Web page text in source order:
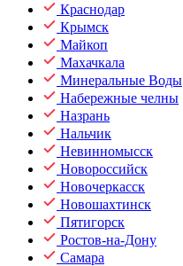
Краснодар
Крымск
Майкоп
Махачкала
Минеральные Воды
Набережные челны
Назрань
Нальчик
Невинномысск
Новороссийск
Новочеркасск
Новошахтинск
Пятигорск
Ростов-на-Дону
Самара